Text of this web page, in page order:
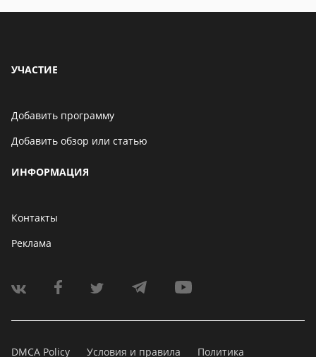
УЧАСТИЕ
Добавить программу
Добавить обзор или статью
ИНФОРМАЦИЯ
Контакты
Реклама
DMCA Policy Условия и правила Политика